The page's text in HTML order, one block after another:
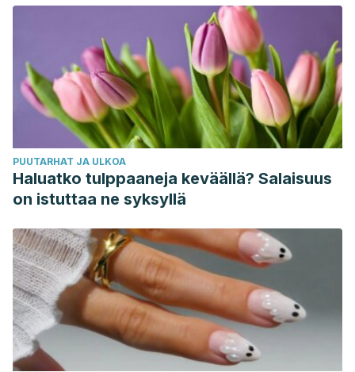
PUUTARHAT JA ULKOA
Haluatko tulppaaneja keväällä? Salaisuus
on istuttaa ne syksyllä